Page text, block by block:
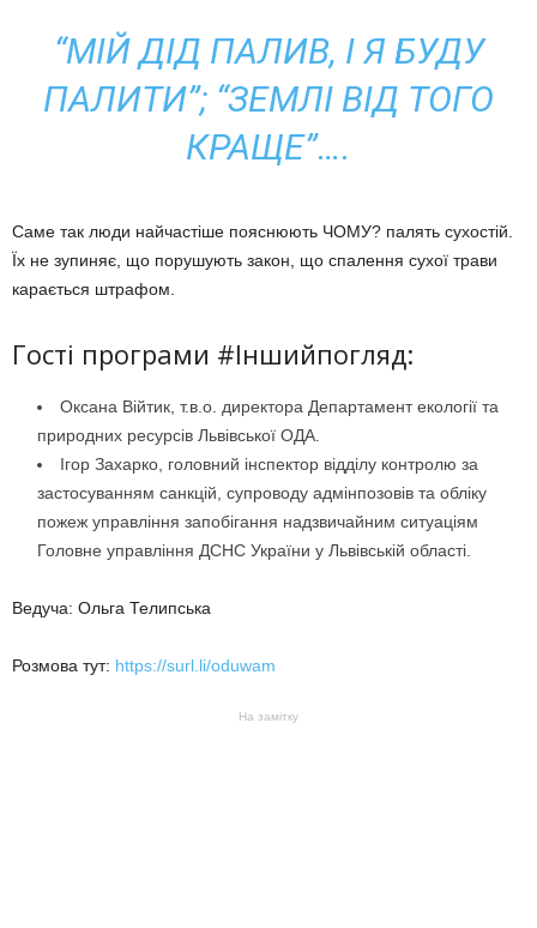
“МІЙ ДІД ПАЛИВ, І Я БУДУ
ПАЛИТИ”; “ЗЕМЛІ ВІД ТОГО
КРАЩЕ”….
Саме так люди найчастіше пояснюють ЧОМУ? палять сухостій.
Їх не зупиняє, що порушують закон, що спалення сухої трави
карається штрафом.
Гості програми #Іншийпогляд:
Оксана Війтик, т.в.о. директора Департамент екології та
природних ресурсів Львівської ОДА.
Ігор Захарко, головний інспектор відділу контролю за
застосуванням санкцій, супроводу адмінпозовів та обліку
пожеж управління запобігання надзвичайним ситуаціям
Головне управління ДСНС України у Львівській області.
Ведуча: Ольга Телипська
Розмова тут: https://surl.li/oduwam
На замітку